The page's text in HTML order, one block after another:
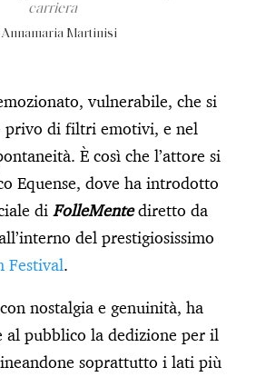
carriera
Annamaria Martinisi
vulnerabile, che si
privo di filtri emotivi, e nel
È così che l’attore si
Equense, dove ha introdotto
di FolleMentediretto da
del prestigiosissimo
Festival.
nostalgia e genuinità, ha
al pubblico la dedizione per il
soprattutto i lati più